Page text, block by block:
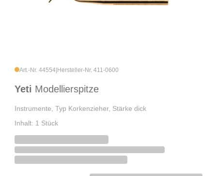
Art.-Nr. 44554 Hersteller-Nr. 411-0600
Yeti Modellierspitze
Instrumente, Typ Korkenzieher, Stärke dick
Inhalt: 1 Stück